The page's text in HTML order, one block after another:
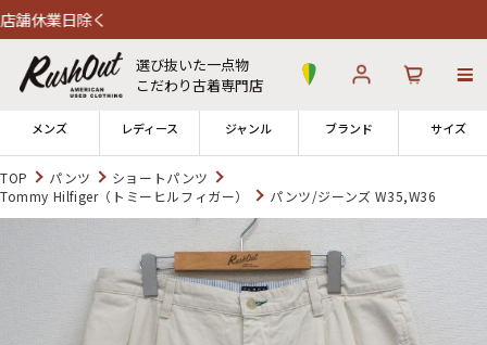
除く
選び抜いた一点物
こだわり古着専門店
メンズ レディース ジャンル ブランド サイズ
ログイン お気に入り カート
店舗一覧
全国7店舗・公式通販の比較 →
TOP パンツ
ショートパンツ
Tommy Hilfiger（トミーヒルフィガー）
パンツ/ジーンズ W35,W36